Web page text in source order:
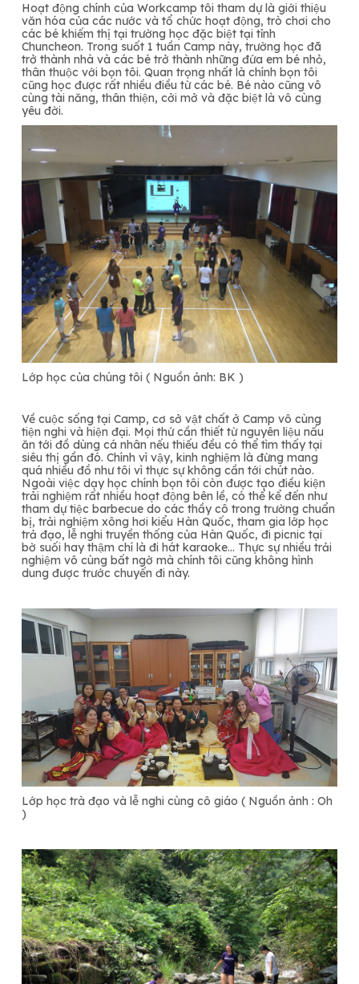
Hoạt động chính của Workcamp tôi tham dự là giới thiệu
văn hóa của các nước và tổ chức hoạt động, trò chơi cho
các bé khiếm thị tại trường học đặc biệt tại tỉnh
Chuncheon. Trong suốt 1 tuần Camp này, trường học đã
trở thành nhà và các bé trở thành những đứa em bé nhỏ,
thân thuộc với bọn tôi. Quan trọng nhất là chính bọn tôi
cũng học được rất nhiều điều từ các bé. Bé nào cũng vô
cùng tài năng, thân thiện, cởi mở và đặc biệt là vô cùng
yêu đời.
Lớp học của chúng tôi ( Nguồn ảnh: BK )
Về cuộc sống tại Camp, cơ sở vật chất ở Camp vô cùng
tiện nghi và hiện đại. Mọi thứ cần thiết từ nguyên liệu nấu
ăn tới đồ dùng cá nhân nếu thiếu đều có thể tìm thấy tại
siêu thị gần đó. Chính vì vậy, kinh nghiệm là đừng mang
quá nhiều đồ như tôi vì thực sự không cần tới chút nào.
Ngoài việc dạy học chính bọn tôi còn được tạo điều kiện
trải nghiệm rất nhiều hoạt động bên lề, có thể kể đến như
tham dự tiệc barbecue do các thầy cô trong trường chuẩn
bị, trải nghiệm xông hơi kiểu Hàn Quốc, tham gia lớp học
trả đạo, lễ nghi truyền thống của Hàn Quốc, đi picnic tại
bờ suối hay thậm chí là đi hát karaoke… Thực sự nhiều trải
nghiệm vô cùng bất ngờ mà chính tôi cũng không hình
dung được trước chuyến đi này.
Lớp học trà đạo và lễ nghi cùng cô giáo ( Nguồn ảnh : Oh
)